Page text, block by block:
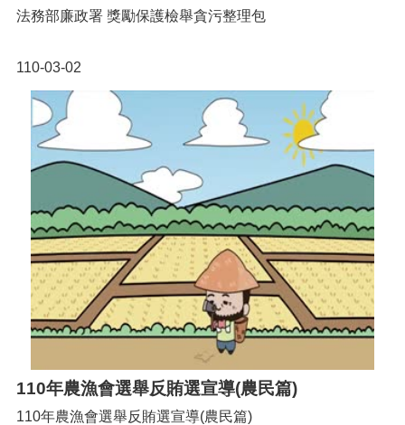
110-03-02
法務部廉政署 獎勵保護檢舉貪污整理包
110年農漁會選舉反賄選宣導(農民篇)
110年農漁會選舉反賄選宣導(農民篇)